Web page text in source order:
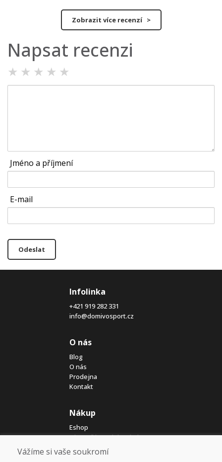
Zobrazit více recenzí >
Napsat recenzi
★ ★ ★ ★ ★
Jméno a příjmení
E-mail
Odeslat
Infolinka
+421 919 282 331
info@domivosport.cz
O nás
Blog
O nás
Prodejna
Kontakt
Nákup
Eshop
Jak posíláme elektrokola
Obchodní podmínky
Doprava
Vážíme si vaše soukromí